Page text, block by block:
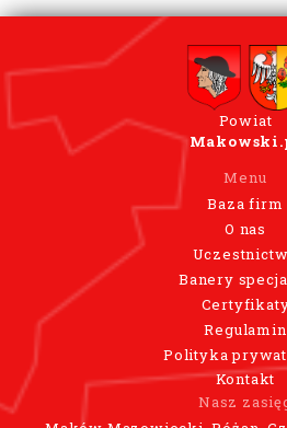
Powiat
Menu
Baza firm
O nas
Banery
Regulamin
Polityka
Kontakt
Nasz